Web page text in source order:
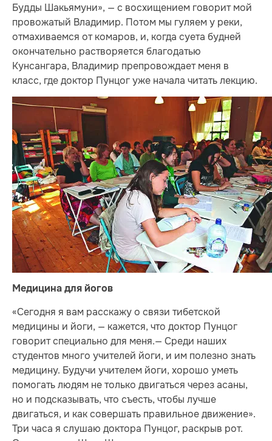
Будды Шакьямуни», — с восхищением говорит мой
провожатый Владимир. Потом мы гуляем у реки,
отмахиваемся от комаров, и, когда суета будней
окончательно растворяется благодатью
Кунсангара, Владимир препровождает меня в
класс, где доктор Пунцог уже начала читать лекцию.
Медицина для йогов
«Сегодня я вам расскажу о связи тибетской
медицины и йоги, — кажется, что доктор Пунцог
говорит специально для меня.— Среди наших
студентов много учителей йоги, и им полезно знать
медицину. Будучи учителем йоги, хорошо уметь
помогать людям не только двигаться через асаны,
но и подсказывать, что съесть, чтобы лучше
двигаться, и как совершать правильное движение».
Три часа я слушаю доктора Пунцог, раскрыв рот.